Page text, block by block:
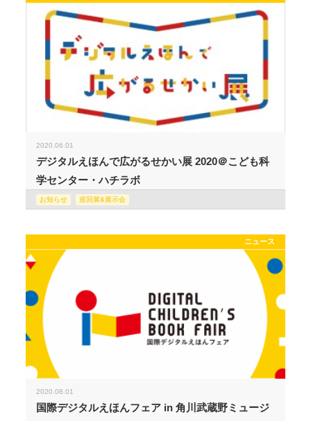
2020.06.01
デジタルえほんで広がるせかい展 2020＠こども科
学センター・ハチラボ
お知らせ 巡回展&展示会
ニュース
2020.08.01
国際デジタルえほんフェア in 角川武蔵野ミュージ